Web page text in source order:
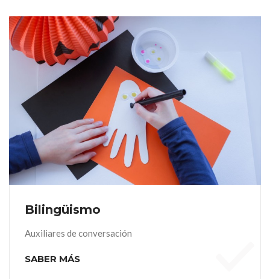
Bilingüismo
Auxiliares de conversación
SABER MÁS